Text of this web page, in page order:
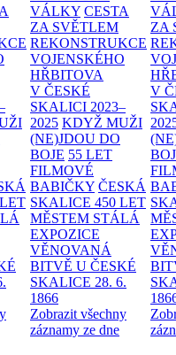
VÁLKY CESTA
ZA SVĚTLEM
REKONSTRUKCE
VOJENSKÉHO
HŘBITOVA
V ČESKÉ
SKALICI 2023–
2025 KDYŽ MUŽI
(NE)JDOU DO
BOJE 55 LET
FILMOVÉ
BABIČKY ČESKÁ
SKALICE 450 LET
MĚSTEM STÁLÁ
EXPOZICE
VĚNOVANÁ
BITVĚ U ČESKÉ
SKALICE 28. 6.
1866
Zobrazit všechny
záznamy ze dne
ZA
V